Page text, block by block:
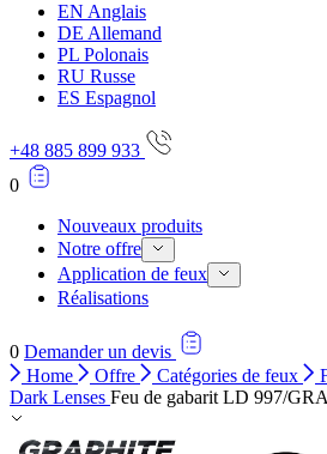
EN Anglais
DE Allemand
PL Polonais
RU Russe
ES Espagnol
+48 885 899 933
0
Nouveaux produits
Notre offre
Application de feux
Réalisations
0 Demander un devis
Home
Offre Catégories de feux
Dark Lenses Feu de gabarit LD 997/
Les cookies marketing
engageantes pour
Non classés
Les cookies non classés